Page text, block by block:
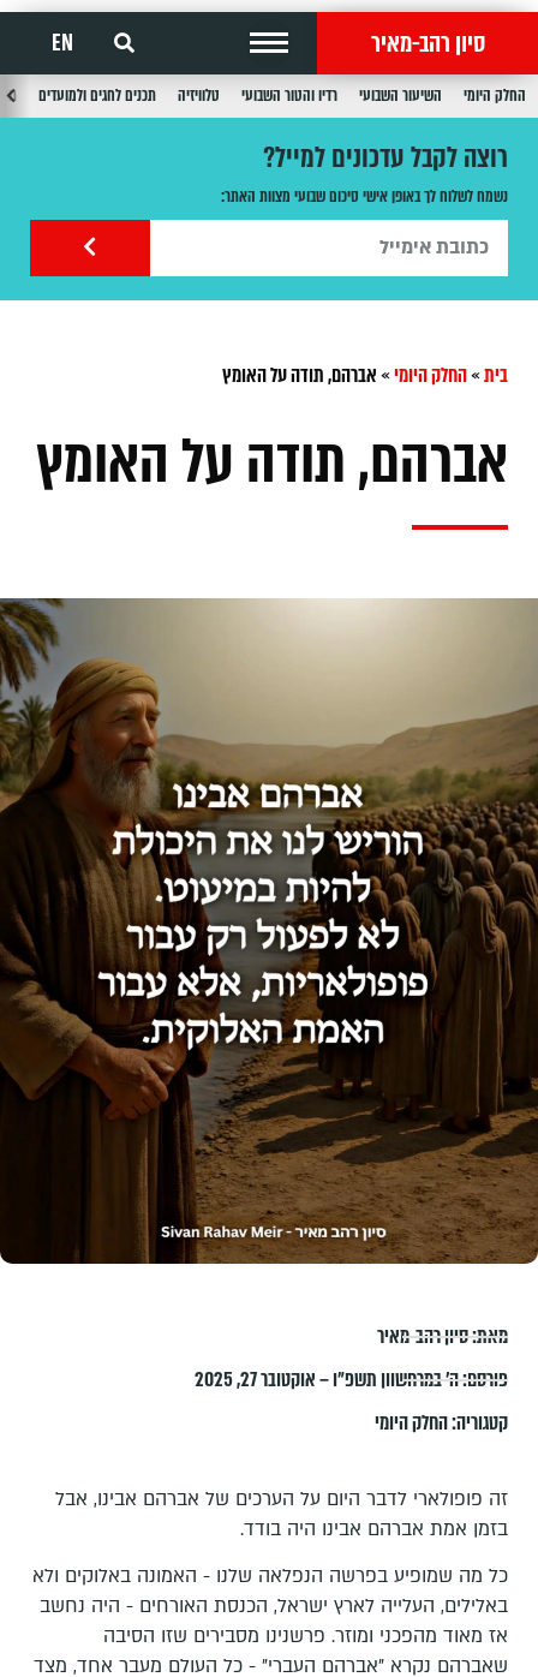
סיון רהב-מאיר EN
החלק היומי השיעור השבועי רדיו והטור השבועי טלוויזיה תכנים לחגים ולמועדים
רוצה לקבל עדכונים למייל?
נשמח לשלוח לך באופן אישי סיכום שבועי מצוות האתר:
בית»החלק היומי»אברהם, תודה על האומץ
אברהם, תודה על האומץ
מאת:סיון רהב-מאיר
פורסם:ה׳ במרחשוון תשפ״ו – אוקטובר 27, 2025
קטגוריה:החלק היומי
זה פופולארי לדבר היום על הערכים של אברהם אבינו, אבל
בזמן אמת אברהם אבינו היה בודד.
כל מה שמופיע בפרשה הנפלאה שלנו - האמונה באלוקים ולא
באלילים, העלייה לארץ ישראל, הכנסת האורחים - היה נחשב
אז מאוד מהפכני ומוזר. פרשנינו מסבירים שזו הסיבה
שאברהם נקרא "אברהם העברי" - כל העולם מעבר אחד, מצד